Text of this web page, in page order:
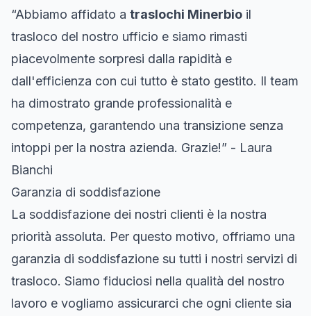
“Abbiamo affidato a traslochi Minerbio il
trasloco del nostro ufficio e siamo rimasti
piacevolmente sorpresi dalla rapidità e
dall'efficienza con cui tutto è stato gestito. Il team
ha dimostrato grande professionalità e
competenza, garantendo una transizione senza
intoppi per la nostra azienda. Grazie!” - Laura
Bianchi
Garanzia di soddisfazione
La soddisfazione dei nostri clienti è la nostra
priorità assoluta. Per questo motivo, offriamo una
garanzia di soddisfazione su tutti i nostri servizi di
trasloco. Siamo fiduciosi nella qualità del nostro
lavoro e vogliamo assicurarci che ogni cliente sia